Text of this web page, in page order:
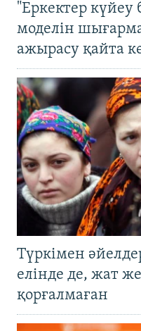
"Еркектер
моделін
ажырасу қайта
Түркімен
елінде де, жат
қорғалмаған